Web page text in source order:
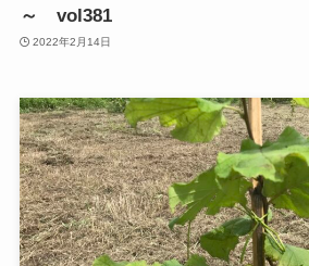
～ vol381
2022年2月14日